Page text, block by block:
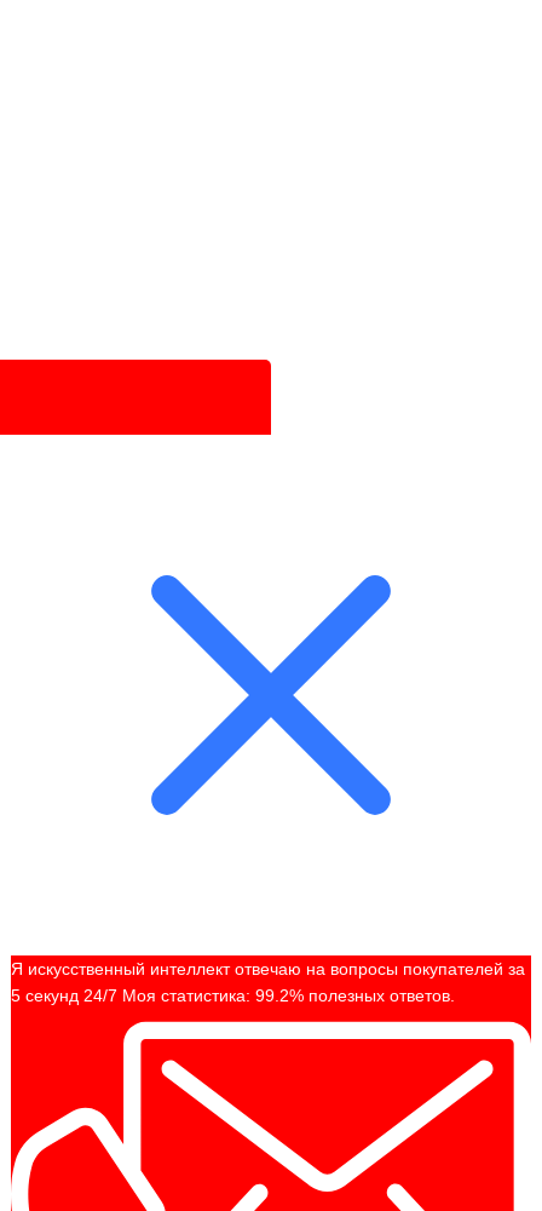
Я искусственный интеллект отвечаю на вопросы покупателей за
5 секунд 24/7 Моя статистика: 99.2% полезных ответов.